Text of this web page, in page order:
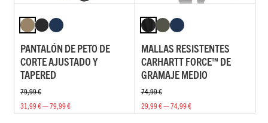
PANTALÓN DE PETO DE
CORTE AJUSTADO Y
TAPERED
79,99 €
31,99 € — 79,99 €
MALLAS RESISTENTES
CARHARTT FORCE™ DE
GRAMAJE MEDIO
74,99 €
29,99 € — 74,99 €